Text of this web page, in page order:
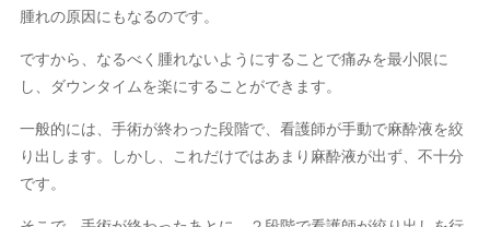
腫れの原因にもなるのです。
ですから、なるべく腫れないようにすることで痛みを最小限に
し、ダウンタイムを楽にすることができます。
一般的には、手術が終わった段階で、看護師が手動で麻酔液を絞
り出します。しかし、これだけではあまり麻酔液が出ず、不十分
です。